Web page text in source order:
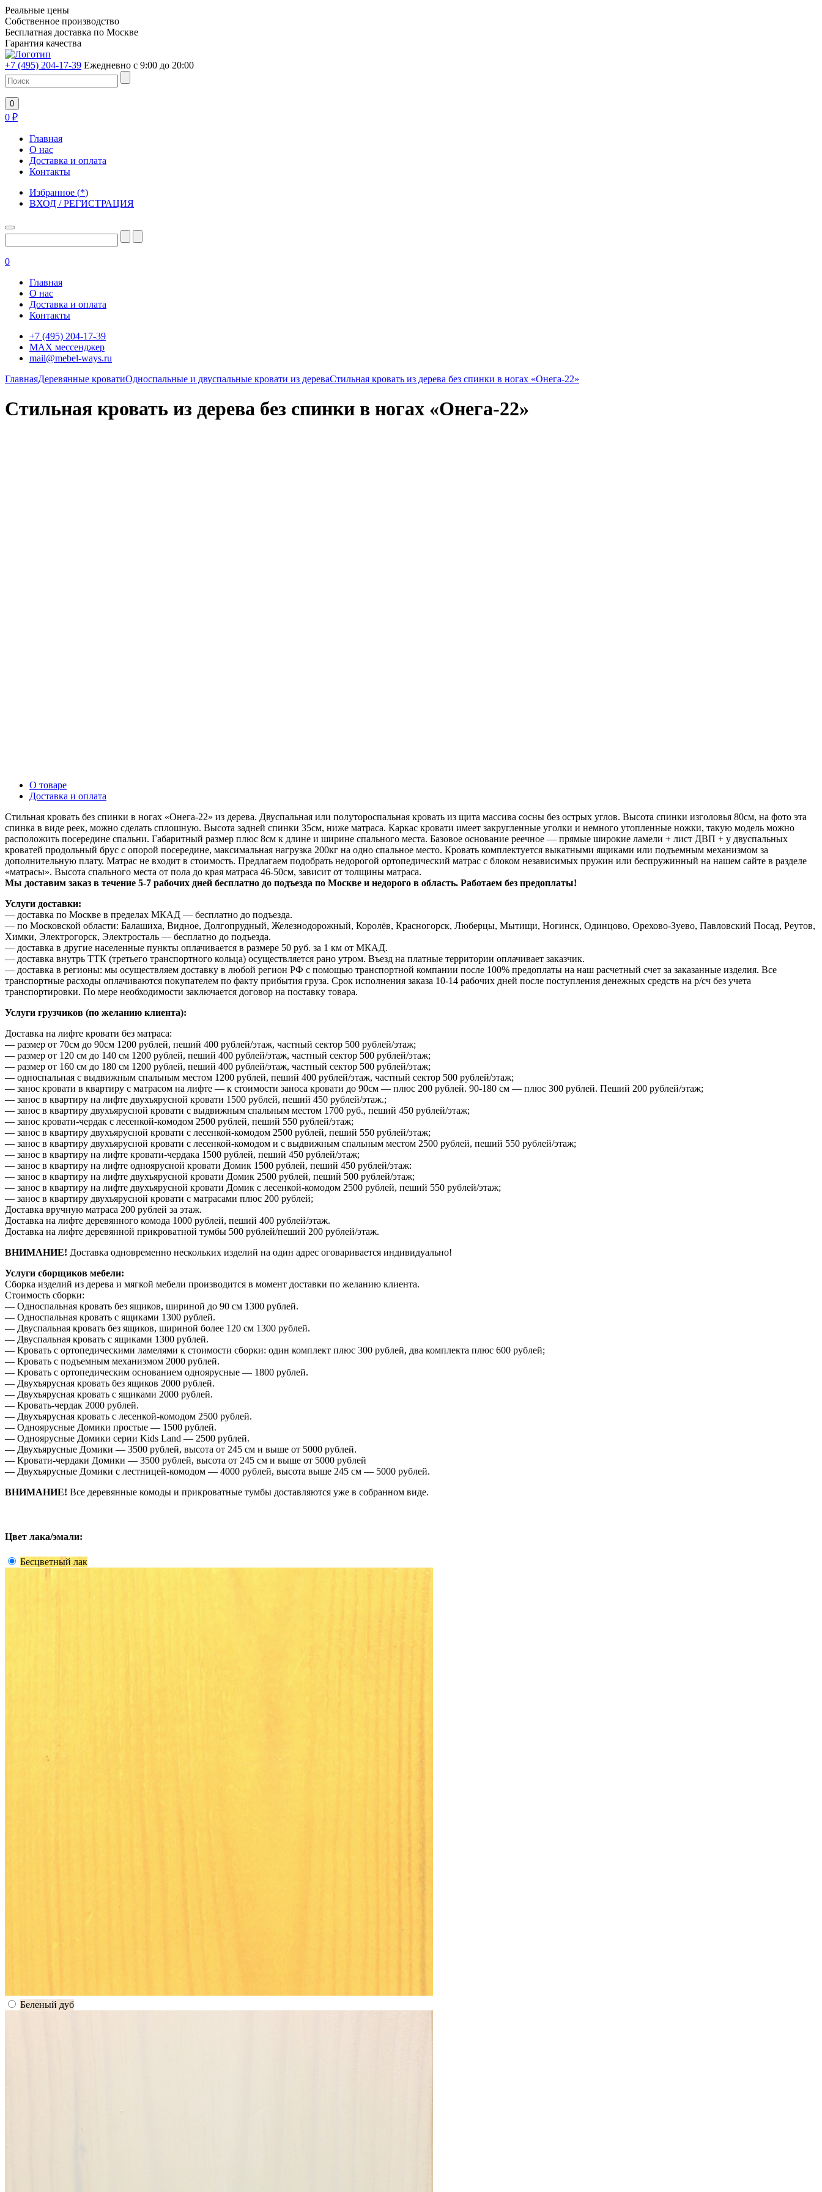
Реальные цены
Собственное производство
Бесплатная доставка по Москве
Гарантия качества
+7 (495) 204-17-39 Ежедневно с 9:00 до 20:00
0
0 ₽
Главная
О нас
Доставка и оплата
Контакты
Избранное (*)
ВХОД / РЕГИСТРАЦИЯ
0
Главная
О нас
Доставка и оплата
Контакты
+7 (495) 204-17-39
MAX мессенджер
mail@mebel-ways.ru
ГлавнаяДеревянные кроватиОдноспальные и двуспальные кровати из дереваСтильная кровать из дерева без спинки в ногах «Онега-22»
Стильная кровать из дерева без спинки в ногах «Онега-22»
О товаре
Доставка и оплата
Стильная кровать без спинки в ногах «Онега-22» из дерева. Двуспальная или полутороспальная кровать из щита массива сосны без острых углов. Высота спинки изголовья 80см, на фото эта
спинка в виде реек, можно сделать сплошную. Высота задней спинки 35см, ниже матраса. Каркас кровати имеет закругленные уголки и немного утопленные ножки, такую модель можно
расположить посередине спальни. Габаритный размер плюс 8см к длине и ширине спального места. Базовое основание реечное — прямые широкие ламели + лист ДВП + у двуспальных
кроватей продольный брус с опорой посередине, максимальная нагрузка 200кг на одно спальное место. Кровать комплектуется выкатными ящиками или подъемным механизмом за
дополнительную плату. Матрас не входит в стоимость. Предлагаем подобрать недорогой ортопедический матрас с блоком независимых пружин или беспружинный на нашем сайте в разделе
«матрасы». Высота спального места от пола до края матраса 46-50см, зависит от толщины матраса.
Мы доставим заказ в течение 5-7 рабочих дней бесплатно до подъезда по Москве и недорого в область. Работаем без предоплаты!
Услуги доставки:
— доставка по Москве в пределах МКАД — бесплатно до подъезда.
— по Московской области: Балашиха, Видное, Долгопрудный, Железнодорожный, Королёв, Красногорск, Люберцы, Мытищи, Ногинск, Одинцово, Орехово-Зуево, Павловский Посад, Реутов,
Химки, Электрогорск, Электросталь — бесплатно до подъезда.
— доставка в другие населенные пункты оплачивается в размере 50 руб. за 1 км от МКАД.
— доставка внутрь ТТК (третьего транспортного кольца) осуществляется рано утром. Въезд на платные территории оплачивает заказчик.
— доставка в регионы: мы осуществляем доставку в любой регион РФ с помощью транспортной компании после 100% предоплаты на наш расчетный счет за заказанные изделия. Все
транспортные расходы оплачиваются покупателем по факту прибытия груза. Срок исполнения заказа 10-14 рабочих дней после поступления денежных средств на р/сч без учета
транспортировки. По мере необходимости заключается договор на поставку товара.
Услуги грузчиков (по желанию клиента):
Доставка на лифте кровати без матраса:
— размер от 70см до 90см 1200 рублей, пеший 400 рублей/этаж, частный сектор 500 рублей/этаж;
— размер от 120 см до 140 см 1200 рублей, пеший 400 рублей/этаж, частный сектор 500 рублей/этаж;
— размер от 160 см до 180 см 1200 рублей, пеший 400 рублей/этаж, частный сектор 500 рублей/этаж;
— односпальная с выдвижным спальным местом 1200 рублей, пеший 400 рублей/этаж, частный сектор 500 рублей/этаж;
— занос кровати в квартиру с матрасом на лифте — к стоимости заноса кровати до 90см — плюс 200 рублей. 90-180 см — плюс 300 рублей. Пеший 200 рублей/этаж;
— занос в квартиру на лифте двухъярусной кровати 1500 рублей, пеший 450 рублей/этаж.;
— занос в квартиру двухъярусной кровати с выдвижным спальным местом 1700 руб., пеший 450 рублей/этаж;
— занос кровати-чердак с лесенкой-комодом 2500 рублей, пеший 550 рублей/этаж;
— занос в квартиру двухъярусной кровати с лесенкой-комодом 2500 рублей, пеший 550 рублей/этаж;
— занос в квартиру двухъярусной кровати с лесенкой-комодом и с выдвижным спальным местом 2500 рублей, пеший 550 рублей/этаж;
— занос в квартиру на лифте кровати-чердака 1500 рублей, пеший 450 рублей/этаж;
— занос в квартиру на лифте одноярусной кровати Домик 1500 рублей, пеший 450 рублей/этаж:
— занос в квартиру на лифте двухъярусной кровати Домик 2500 рублей, пеший 500 рублей/этаж;
— занос в квартиру на лифте двухъярусной кровати Домик с лесенкой-комодом 2500 рублей, пеший 550 рублей/этаж;
— занос в квартиру двухъярусной кровати с матрасами плюс 200 рублей;
Доставка вручную матраса 200 рублей за этаж.
Доставка на лифте деревянного комода 1000 рублей, пеший 400 рублей/этаж.
Доставка на лифте деревянной прикроватной тумбы 500 рублей/пеший 200 рублей/этаж.
ВНИМАНИЕ! Доставка одновременно нескольких изделий на один адрес оговаривается индивидуально!
Услуги сборщиков мебели:
Сборка изделий из дерева и мягкой мебели производится в момент доставки по желанию клиента.
Стоимость сборки:
— Односпальная кровать без ящиков, шириной до 90 см 1300 рублей.
— Односпальная кровать с ящиками 1300 рублей.
— Двуспальная кровать без ящиков, шириной более 120 см 1300 рублей.
— Двуспальная кровать с ящиками 1300 рублей.
— Кровать с ортопедическими ламелями к стоимости сборки: один комплект плюс 300 рублей, два комплекта плюс 600 рублей;
— Кровать с подъемным механизмом 2000 рублей.
— Кровать с ортопедическим основанием одноярусные — 1800 рублей.
— Двухъярусная кровать без ящиков 2000 рублей.
— Двухъярусная кровать с ящиками 2000 рублей.
— Кровать-чердак 2000 рублей.
— Двухъярусная кровать с лесенкой-комодом 2500 рублей.
— Одноярусные Домики простые — 1500 рублей.
— Одноярусные Домики серии Kids Land — 2500 рублей.
— Двухъярусные Домики — 3500 рублей, высота от 245 см и выше от 5000 рублей.
— Кровати-чердаки Домики — 3500 рублей, высота от 245 см и выше от 5000 рублей
— Двухъярусные Домики с лестницей-комодом — 4000 рублей, высота выше 245 см — 5000 рублей.
ВНИМАНИЕ! Все деревянные комоды и прикроватные тумбы доставляются уже в собранном виде.
Цвет лака/эмали:
Бесцветный лак
Беленый дуб